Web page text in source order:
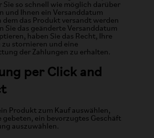
Sie so schnell wie möglich darüber
und Ihnen ein Versanddatum
dem das Produkt versandt werden
Sie das geänderte Versanddatum
haben Sie das Recht, Ihre
zu stornieren und eine
der Zahlungen zu erhalten.
per Click and
Produkt zum Kauf auswählen,
gebeten, ein bevorzugtes Geschäft
auszuwählen.